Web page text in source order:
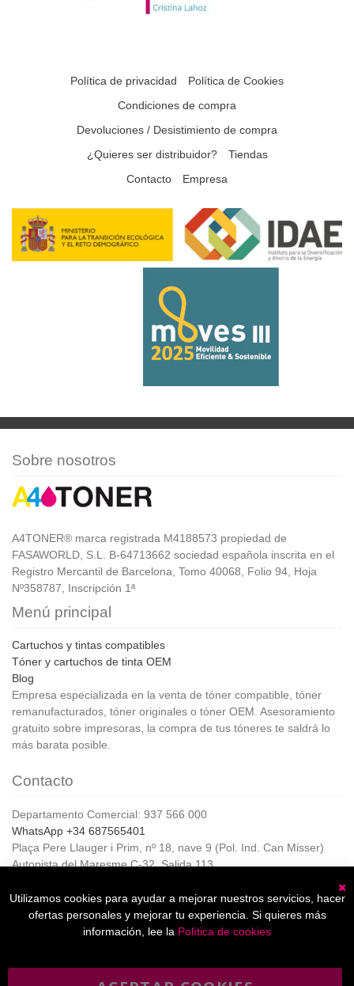
Política de privacidad
Política de Cookies
Condiciones de compra
Devoluciones / Desistimiento de compra
¿Quieres ser distribuidor?
Tiendas
Contacto
Empresa
Sobre nosotros
A4TONER® marca registrada M4188573 propiedad de
FASAWORLD, S.L. B-64713662 sociedad española inscrita en el
Registro Mercantil de Barcelona, Tomo 40068, Folio 94, Hoja
Nº358787, Inscripción 1ª
Menú principal
Cartuchos y tintas compatibles
Tóner y cartuchos de tinta OEM
Blog
Empresa especializada en la venta de tóner compatible, tóner
remanufacturados, tóner originales o tóner OEM. Asesoramiento
gratuito sobre impresoras, la compra de tus tóneres te saldrá lo
más barata posible.
Contacto
Departamento Comercial: 937 566 000
WhatsApp +34 687565401
Plaça Pere Llauger i Prim, nº 18, nave 9 (Pol. Ind. Can Misser)
Autopista del Maresme C-32, Salida 113
Horario de Atención al cliente:
De lunes a jueves de 8:00 a 17:00,
Viernes de 8:00 a 15:00
Utilizamos cookies para ayudar a mejorar nuestros servicios, hacer
ofertas personales y mejorar tu experiencia. Si quieres más
información, lee la Política de cookies